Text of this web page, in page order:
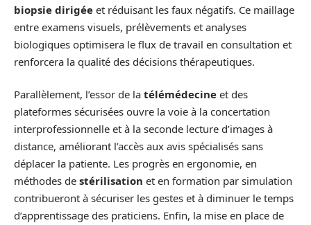
biopsie dirigée et réduisant les faux négatifs. Ce maillage
entre examens visuels, prélèvements et analyses
biologiques optimisera le flux de travail en consultation et
renforcera la qualité des décisions thérapeutiques.
Parallèlement, l’essor de la télémédecine et des
plateformes sécurisées ouvre la voie à la concertation
interprofessionnelle et à la seconde lecture d’images à
distance, améliorant l’accès aux avis spécialisés sans
déplacer la patiente. Les progrès en ergonomie, en
méthodes de stérilisation et en formation par simulation
contribueront à sécuriser les gestes et à diminuer le temps
d’apprentissage des praticiens. Enfin, la mise en place de